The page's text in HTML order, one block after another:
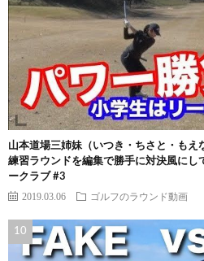
山本道場三姉妹（いつき・ちさと・も
練習ラウンドを編集で勝手に対決風にし
ークラブ #3
2019.03.06 ゴルフのラウンド動画